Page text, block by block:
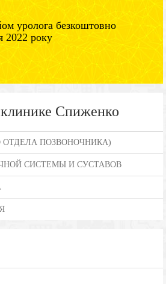
уролога безкоштовно
2022 року
Спиженко
ПОЗВОНОЧНИКА)
СИСТЕМЫ И СУСТАВОВ